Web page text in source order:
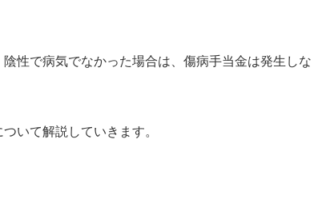
性で病気でなかった場合は、傷病手当金は発生しな
いて解説していきます。